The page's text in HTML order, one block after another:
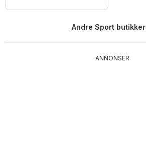
Andre Sport butikker
ANNONSER